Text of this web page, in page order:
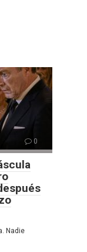
0
Nadie